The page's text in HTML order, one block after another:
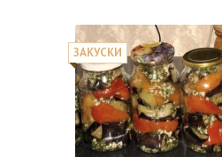
ЗАКУСКИ